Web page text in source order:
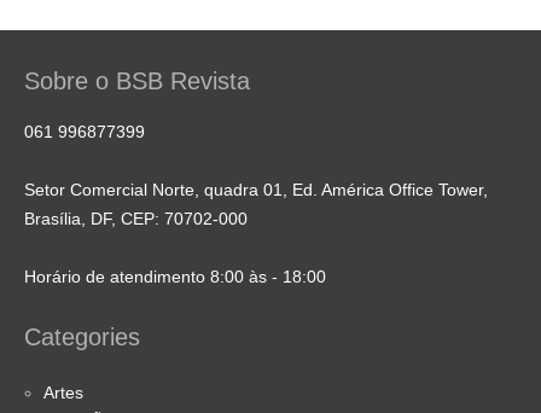
Sobre o BSB Revista
061 996877399
Setor Comercial Norte, quadra 01, Ed. América Office Tower,
Brasília, DF, CEP: 70702-000
Horário de atendimento 8:00 às - 18:00
Categories
Artes